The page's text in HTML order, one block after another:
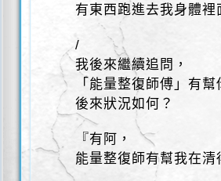
有東西跑進去我身體裡
/
我後來繼續追問，
「能量整復師傅」有幫
後來狀況如何？
『有阿，
能量整復師有幫我在清